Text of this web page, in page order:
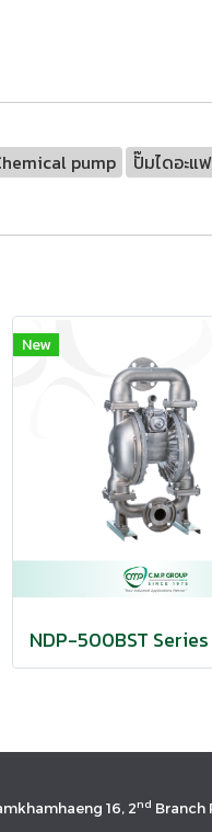
pump ปั๊มไดอะแ
New
16, 2nd Branch